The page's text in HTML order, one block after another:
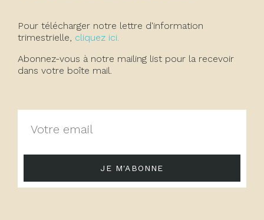
Pour télécharger notre lettre d'information
trimestrielle, cliquez ici.
Abonnez-vous à notre mailing list pour la recevoir
dans votre boîte mail.
JE M'ABONNE